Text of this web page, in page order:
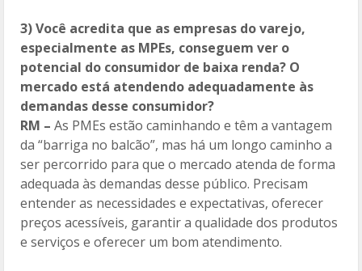
3) Você acredita que as empresas do varejo,
especialmente as MPEs, conseguem ver o
potencial do consumidor de baixa renda? O
mercado está atendendo adequadamente às
demandas desse consumidor?
RM –As PMEs estão caminhando e têm a vantagem
da “barriga no balcão”, mas há um longo caminho a
ser percorrido para que o mercado atenda de forma
adequada às demandas desse público. Precisam
entender as necessidades e expectativas, oferecer
preços acessíveis, garantir a qualidade dos produtos
e serviços e oferecer um bom atendimento.